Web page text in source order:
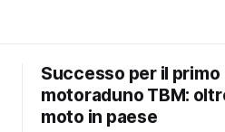
Successo per il primo
motoraduno TBM:
moto in paese